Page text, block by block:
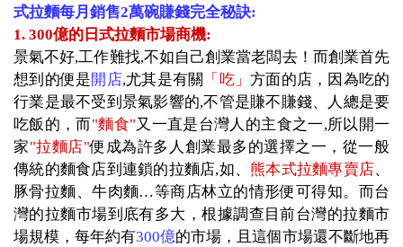
式拉麵每月銷售2萬碗賺錢完全秘訣:
1. 300億的日式拉麵市場商機:
景氣不好,工作難找,不如自己創業當老闆去！而創業首先
想到的便是開店,尤其是有關 「吃」 方面的店，因為吃的
行業是最不受到景氣影響的,不管是賺不賺錢、人總是要
吃飯的，而 "麵食"又一直是台灣人的主食之一,所以開一
家"拉麵店"便成為許多人創業最多的選擇之一，從一般
傳統的麵食店到連鎖的拉麵店,如、 熊本式拉麵專賣店、
豚骨拉麵、牛肉麵…等商店林立的情形便可得知。而台
灣的拉麵市場到底有多大，根據調查目前台灣的拉麵市
場規模，每年約有300億的市場，且這個市場還不斷地再